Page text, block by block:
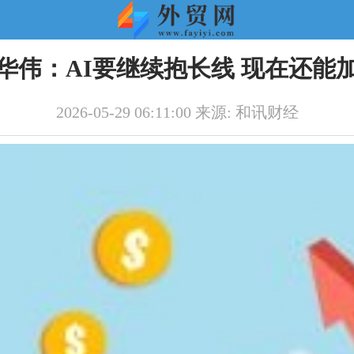
伟：AI要继续抱长线 现在还能
2026-05-29 06:11:00 来源: 和讯财经